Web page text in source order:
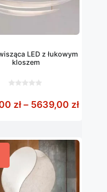
od 789,00 zł do
LED z łukowym
kloszem
5 zł – 5639,00 zł